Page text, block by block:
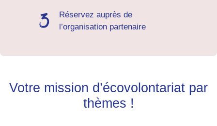
Réservez auprès de
l’organisation partenaire
Votre mission d’écovolontariat par
thèmes !